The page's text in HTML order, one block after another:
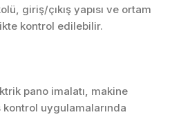
giriş/çıkış yapısı ve ortam
kontrol edilebilir.
pano imalatı, makine
uygulamalarında